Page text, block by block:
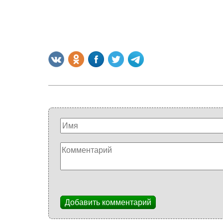
Добавить комментарий